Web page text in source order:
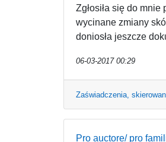
Zgłosiła się do
wycinane zmiany
doniosła jeszcze
06-03-2017 00:29
Zaświadczenia,
Pro auctore/ pro